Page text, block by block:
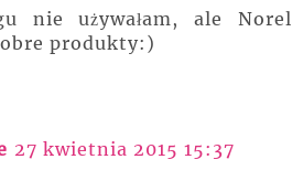
nie używałam, ale Norel
produkty:)
27 kwietnia 2015 15:37